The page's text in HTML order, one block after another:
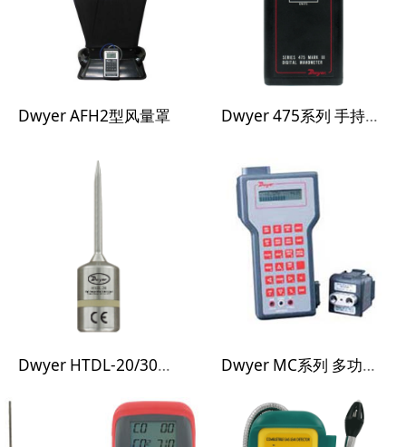
Dwyer AFH2型风量罩 Dwyer 475系列 手持式压差计
Dwyer HTDL-20/30系列 高温数据记录仪 Dwyer MC系列 多功能压力校准仪